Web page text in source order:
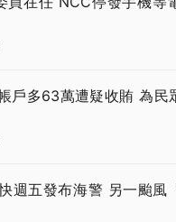
戶多63萬遭疑收賄 為民
週五發布海警 另一颱風